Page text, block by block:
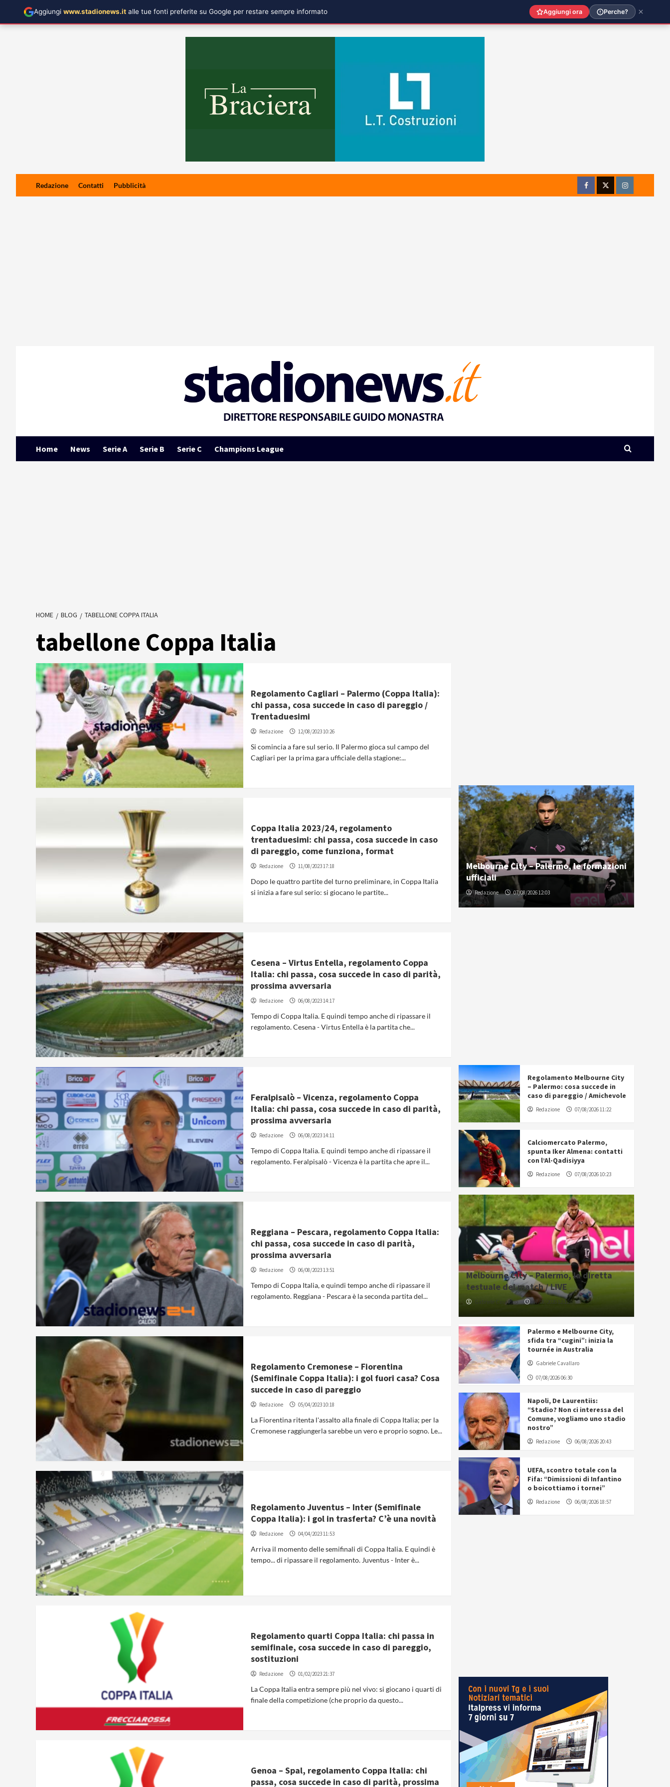
Redazione Contatti Pubblicità
FacebookTwitterInstagram
Home News Serie A Serie B Serie C Champions League
HOME BLOG TABELLONE COPPA ITALIA
tabellone Coppa Italia
Regolamento Cagliari – Palermo (Coppa Italia):
chi passa, cosa succede in caso di pareggio /
Trentaduesimi
Redazione 12/08/2023 10:26
Si comincia a fare sul serio. Il Palermo gioca sul campo del
Cagliari per la prima gara ufficiale della stagione:...
Coppa Italia 2023/24, regolamento
trentaduesimi: chi passa, cosa succede in caso
di pareggio, come funziona, format
Redazione 11/08/2023 17:18
Dopo le quattro partite del turno preliminare, in Coppa Italia
si inizia a fare sul serio: si giocano le partite...
Cesena – Virtus Entella, regolamento Coppa
Italia: chi passa, cosa succede in caso di parità,
prossima avversaria
Redazione 06/08/2023 14:17
Tempo di Coppa Italia. E quindi tempo anche di ripassare il
regolamento. Cesena - Virtus Entella è la partita che...
Feralpisalò – Vicenza, regolamento Coppa
Italia: chi passa, cosa succede in caso di parità,
prossima avversaria
Redazione 06/08/2023 14:11
Tempo di Coppa Italia. E quindi tempo anche di ripassare il
regolamento. Feralpisalò - Vicenza è la partita che apre il...
Reggiana – Pescara, regolamento Coppa Italia:
chi passa, cosa succede in caso di parità,
prossima avversaria
Redazione 06/08/2023 13:51
Tempo di Coppa Italia, e quindi tempo anche di ripassare il
regolamento. Reggiana - Pescara è la seconda partita del...
Regolamento Cremonese – Fiorentina
(Semifinale Coppa Italia): i gol fuori casa? Cosa
succede in caso di pareggio
Redazione 05/04/2023 10:18
La Fiorentina ritenta l'assalto alla finale di Coppa Italia; per la
Cremonese raggiungerla sarebbe un vero e proprio sogno. Le...
Regolamento Juventus – Inter (Semifinale
Coppa Italia): i gol in trasferta? C’è una novità
Redazione 04/04/2023 11:53
Arriva il momento delle semifinali di Coppa Italia. E quindi è
tempo... di ripassare il regolamento. Juventus - Inter è...
Regolamento quarti Coppa Italia: chi passa in
semifinale, cosa succede in caso di pareggio,
sostituzioni
Redazione 01/02/2023 21:37
La Coppa Italia entra sempre più nel vivo: si giocano i quarti di
finale della competizione (che proprio da questo...
Genoa – Spal, regolamento Coppa Italia: chi
passa, cosa succede in caso di parità, prossima
Melbourne City – Palermo, le formazioni
ufficiali
Redazione 07/08/2026 12:03
Regolamento Melbourne City
– Palermo: cosa succede in
caso di pareggio / Amichevole
Redazione 07/08/2026 11:22
Calciomercato Palermo,
spunta Iker Almena: contatti
con l’Al-Qadisiyya
Redazione 07/08/2026 10:23
Melbourne City – Palermo, la diretta
testuale del match / LIVE
Gabriele Cavallaro 07/08/2026 12:12
Palermo e Melbourne City,
sfida tra “cugini”: inizia la
tournée in Australia
Gabriele Cavallaro
07/08/2026 06:30
Napoli, De Laurentiis:
“Stadio? Non ci interessa del
Comune, vogliamo uno stadio
nostro”
Redazione 06/08/2026 20:43
UEFA, scontro totale con la
Fifa: “Dimissioni di Infantino
o boicottiamo i tornei”
Redazione 06/08/2026 18:57
Aggiungi www.stadionews.it alle tue fonti preferite su Google per restare sempre informato Aggiungi ora Perche?